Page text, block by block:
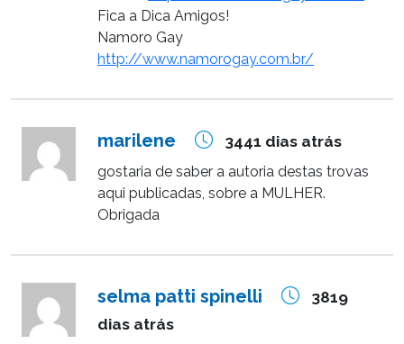
Fica a Dica Amigos!
Namoro Gay
http://www.namorogay.com.br/
marilene 3441 dias atrás
gostaria de saber a autoria destas trovas
aqui publicadas, sobre a MULHER.
Obrigada
selma patti spinelli
3819
dias atrás